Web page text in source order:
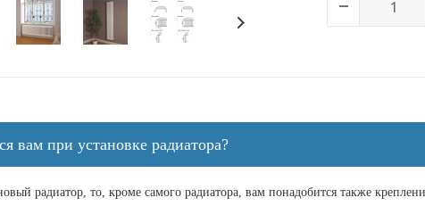
вам при установке радиатора?
радиатор, то, кроме самого радиатора, вам понадобится также